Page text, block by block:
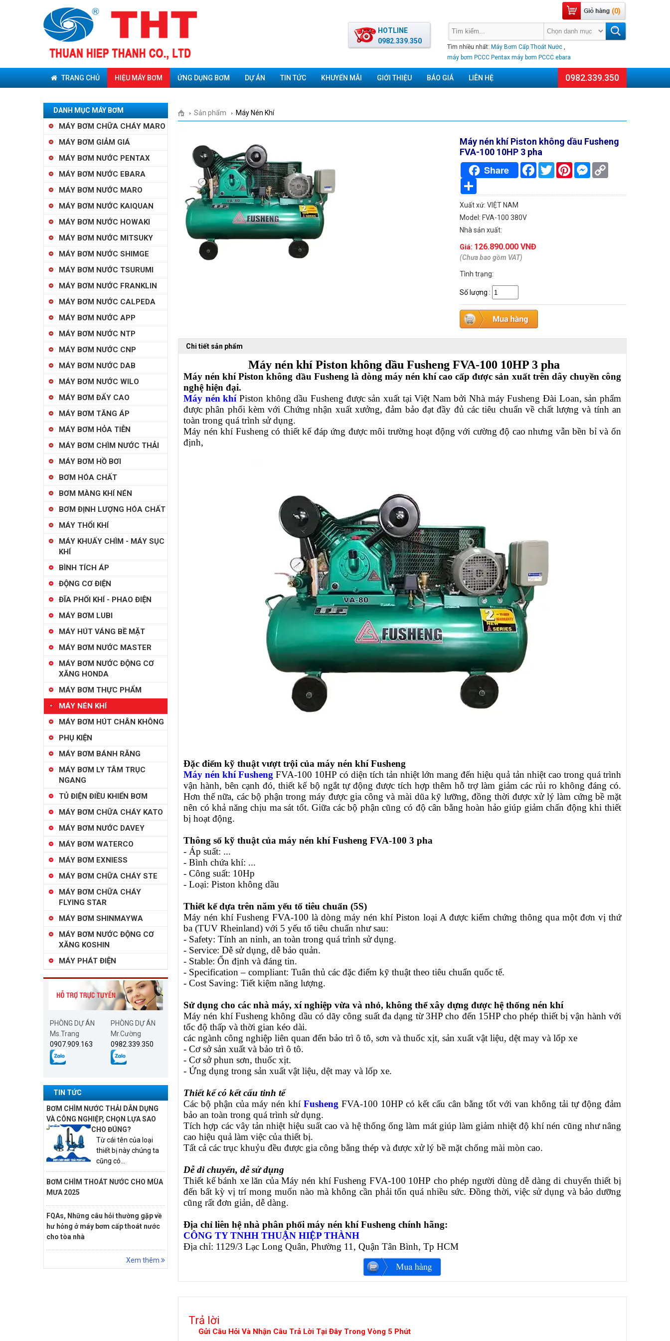
(0)
Tìm nhiều nhất: Máy Bơm Cấp Thoát Nước ,
máy bơm PCCC Pentax máy bơm PCCC ebara
HOTLINE
0982.339.350
TRANG CHỦ HIỆU MÁY BƠM ỨNG DỤNG BƠM DỰ ÁN TIN TỨC KHUYẾN MÃI GIỚI THIỆU BÁO GIÁ LIÊN HỆ 0982.339.350
DANH MỤC MÁY BƠM
MÁY BƠM CHỮA CHÁY MARO
MÁY BƠM GIẢM GIÁ
MÁY BƠM NƯỚC PENTAX
MÁY BƠM NƯỚC EBARA
MÁY BƠM NƯỚC MARO
MÁY BƠM NƯỚC KAIQUAN
MÁY BƠM NƯỚC HOWAKI
MÁY BƠM NƯỚC MITSUKY
MÁY BƠM NƯỚC SHIMGE
MÁY BƠM NƯỚC TSURUMI
MÁY BƠM NƯỚC FRANKLIN
MÁY BƠM NƯỚC CALPEDA
MÁY BƠM NƯỚC APP
MÁY BƠM NƯỚC NTP
MÁY BƠM NƯỚC CNP
MÁY BƠM NƯỚC DAB
MÁY BƠM NƯỚC WILO
MÁY BƠM ĐẨY CAO
MÁY BƠM TĂNG ÁP
MÁY BƠM HỎA TIỄN
MÁY BƠM CHÌM NƯỚC THẢI
MÁY BƠM HỒ BƠI
BƠM HÓA CHẤT
BƠM MÀNG KHÍ NÉN
BƠM ĐỊNH LƯỢNG HÓA CHẤT
MÁY THỔI KHÍ
MÁY KHUẤY CHÌM - MÁY SỤC
KHÍ
BÌNH TÍCH ÁP
ĐỘNG CƠ ĐIỆN
ĐĨA PHỐI KHÍ - PHAO ĐIỆN
MÁY BƠM LUBI
MÁY HÚT VÁNG BỀ MẶT
MÁY BƠM NƯỚC MASTER
MÁY BƠM NƯỚC ĐỘNG CƠ
XĂNG HONDA
MÁY BƠM THỰC PHẨM
MÁY NÉN KHÍ
MÁY BƠM HÚT CHÂN KHÔNG
PHỤ KIỆN
MÁY BƠM BÁNH RĂNG
MÁY BƠM LY TÂM TRỤC
NGANG
TỦ ĐIỆN ĐIỀU KHIỂN BƠM
MÁY BƠM CHỮA CHÁY KATO
MÁY BƠM NƯỚC DAVEY
MÁY BƠM WATERCO
MÁY BƠM EXNIESS
MÁY BƠM CHỮA CHÁY STE
MÁY BƠM CHỮA CHÁY
FLYING STAR
MÁY BƠM SHINMAYWA
MÁY BƠM NƯỚC ĐỘNG CƠ
XĂNG KOSHIN
MÁY PHÁT ĐIỆN
PHÒNG DỰ ÁN
Ms.Trang
0907.909.163
PHÒNG DỰ ÁN
Mr.Cường
0982.339.350
TIN TỨC
BƠM CHÌM NƯỚC THẢI DÂN DỤNG
VÀ CÔNG NGHIỆP, CHỌN LỰA SAO
CHO ĐÚNG?
Từ cái tên của loại
thiết bị này chúng ta
cũng có...
BƠM CHÌM THOÁT NƯỚC CHO MÙA
MƯA 2025
FQAs, Những câu hỏi thường gặp về
hư hỏng ở máy bơm cấp thoát nước
cho tòa nhà
Xem thêm
Sản phẩm Máy Nén Khí
Máy nén khí Piston không dầu Fusheng
FVA-100 10HP 3 pha
Share FacebookTwitterPinterestMessenger
Xuất xứ: VIỆT NAM
Model: FVA-100 380V
Nhà sản xuất:
Giá: 126.890.000 VNĐ
(Chưa bao gồm VAT)
Tình trạng:
Số lượng :
Chi tiết sản phẩm
Máy nén khí Piston không dầu Fusheng FVA-100 10HP 3 pha
Máy nén khí Piston không dầu Fusheng là dòng máy nén khí cao cấp được sản xuất trên dây chuyền công
nghệ hiện đại.
Máy nén khíPiston không dầu Fusheng được sản xuất tại Việt Nam bởi Nhà máy Fusheng Đài Loan, sản phẩm
được phân phối kèm với Chứng nhận xuất xưởng, đảm bảo đạt đầy đủ các tiêu chuẩn về chất lượng và tính an
toàn trong quá trình sử dụng.
Máy nén khí Fusheng có thiết kế đáp ứng được môi trường hoạt động với cường độ cao nhưng vẫn bền bỉ và ổn
định,
Đặc điểm kỹ thuật vượt trội của máy nén khí Fusheng
Máy nén khí Fusheng FVA-100 10HP có diện tích tản nhiệt lớn mang đến hiệu quả tản nhiệt cao trong quá trình
vận hành, bên cạnh đó, thiết kế bộ ngắt tự động được tích hợp thêm hỗ trợ làm giảm các rủi ro không đáng có.
Hơn thế nữa, các bộ phận trong máy được gia công và mài dũa kỹ lưỡng, đồng thời được xử lý làm cứng bề mặt
nên có khả năng chịu ma sát tốt. Giữa các bộ phận cũng có độ cân bằng hoàn hảo giúp giảm chấn động khi thiết
bị hoạt động.
Thông số kỹ thuật của máy nén khí Fusheng FVA-100 3 pha
- Áp suất: ...
- Bình chứa khí: ...
- Công suất: 10Hp
- Loại: Piston không dầu
Thiết kế dựa trên năm yếu tố tiêu chuẩn (5S)
Máy nén khí Fusheng FVA-100 là dòng máy nén khí Piston loại A được kiểm chứng thông qua một đơn vị thứ
ba (TUV Rheinland) với 5 yếu tố tiêu chuẩn như sau:
- Safety: Tính an ninh, an toàn trong quá trình sử dụng.
- Service: Dễ sử dụng, dễ bảo quản.
- Stable: Ổn định và đáng tin.
- Specification – compliant: Tuân thủ các đặc điểm kỹ thuật theo tiêu chuẩn quốc tế.
- Cost Saving: Tiết kiệm năng lượng.
Sử dụng cho các nhà máy, xí nghiệp vừa và nhỏ, không thể xây dựng được hệ thống nén khí
Máy nén khí Fusheng không dầu có dãy công suất đa dạng từ 3HP cho đến 15HP cho phép thiết bị vận hành với
tốc độ thấp và thời gian kéo dài.
các ngành công nghiệp liên quan đến bảo trì ô tô, sơn và thuốc xịt, sản xuất vật liệu, dệt may và lốp xe
- Cơ sở sản xuất và bảo trì ô tô.
- Cơ sở phun sơn, thuốc xịt.
- Ứng dụng trong sản xuất vật liệu, dệt may và lốp xe.
Thiết kế có kết cấu tinh tế
Các bộ phận của máy nén khí Fusheng FVA-100 10HP có kết cấu cân bằng tốt với van không tải tự động đảm
bảo an toàn trong quá trình sử dụng.
Tích hợp các vây tản nhiệt hiệu suất cao và hệ thống ống làm mát giúp làm giảm nhiệt độ khí nén cũng như nâng
cao hiệu quả làm việc của thiết bị.
Tất cả các trục khuỷu đều được gia công bằng thép và được xử lý bề mặt chống mài mòn cao.
Dễ di chuyển, dễ sử dụng
Thiết kế bánh xe lăn của Máy nén khí Fusheng FVA-100 10HP cho phép người dùng dễ dàng di chuyển thiết bị
đến bất kỳ vị trí mong muốn nào mà không cần phải tốn quá nhiều sức. Đồng thời, việc sử dụng và bảo dưỡng
cũng rất đơn giản, dễ dàng.
Địa chỉ liên hệ nhà phân phối máy nén khí Fusheng chính hãng:
CÔNG TY TNHH THUẬN HIỆP THÀNH
Địa chỉ: 1129/3 Lạc Long Quân, Phường 11, Quận Tân Bình, Tp HCM
Trả lời
Gửi Câu Hỏi Và Nhận Câu Trả Lời Tại Đây Trong Vòng 5 Phút